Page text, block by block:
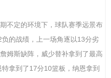
不定的环境下，球队赛季远景布
的战绩，上一场角逐以13分劣
姆斯缺阵，威少替补拿到了最高
拿到了17分10篮板，纳恩拿到